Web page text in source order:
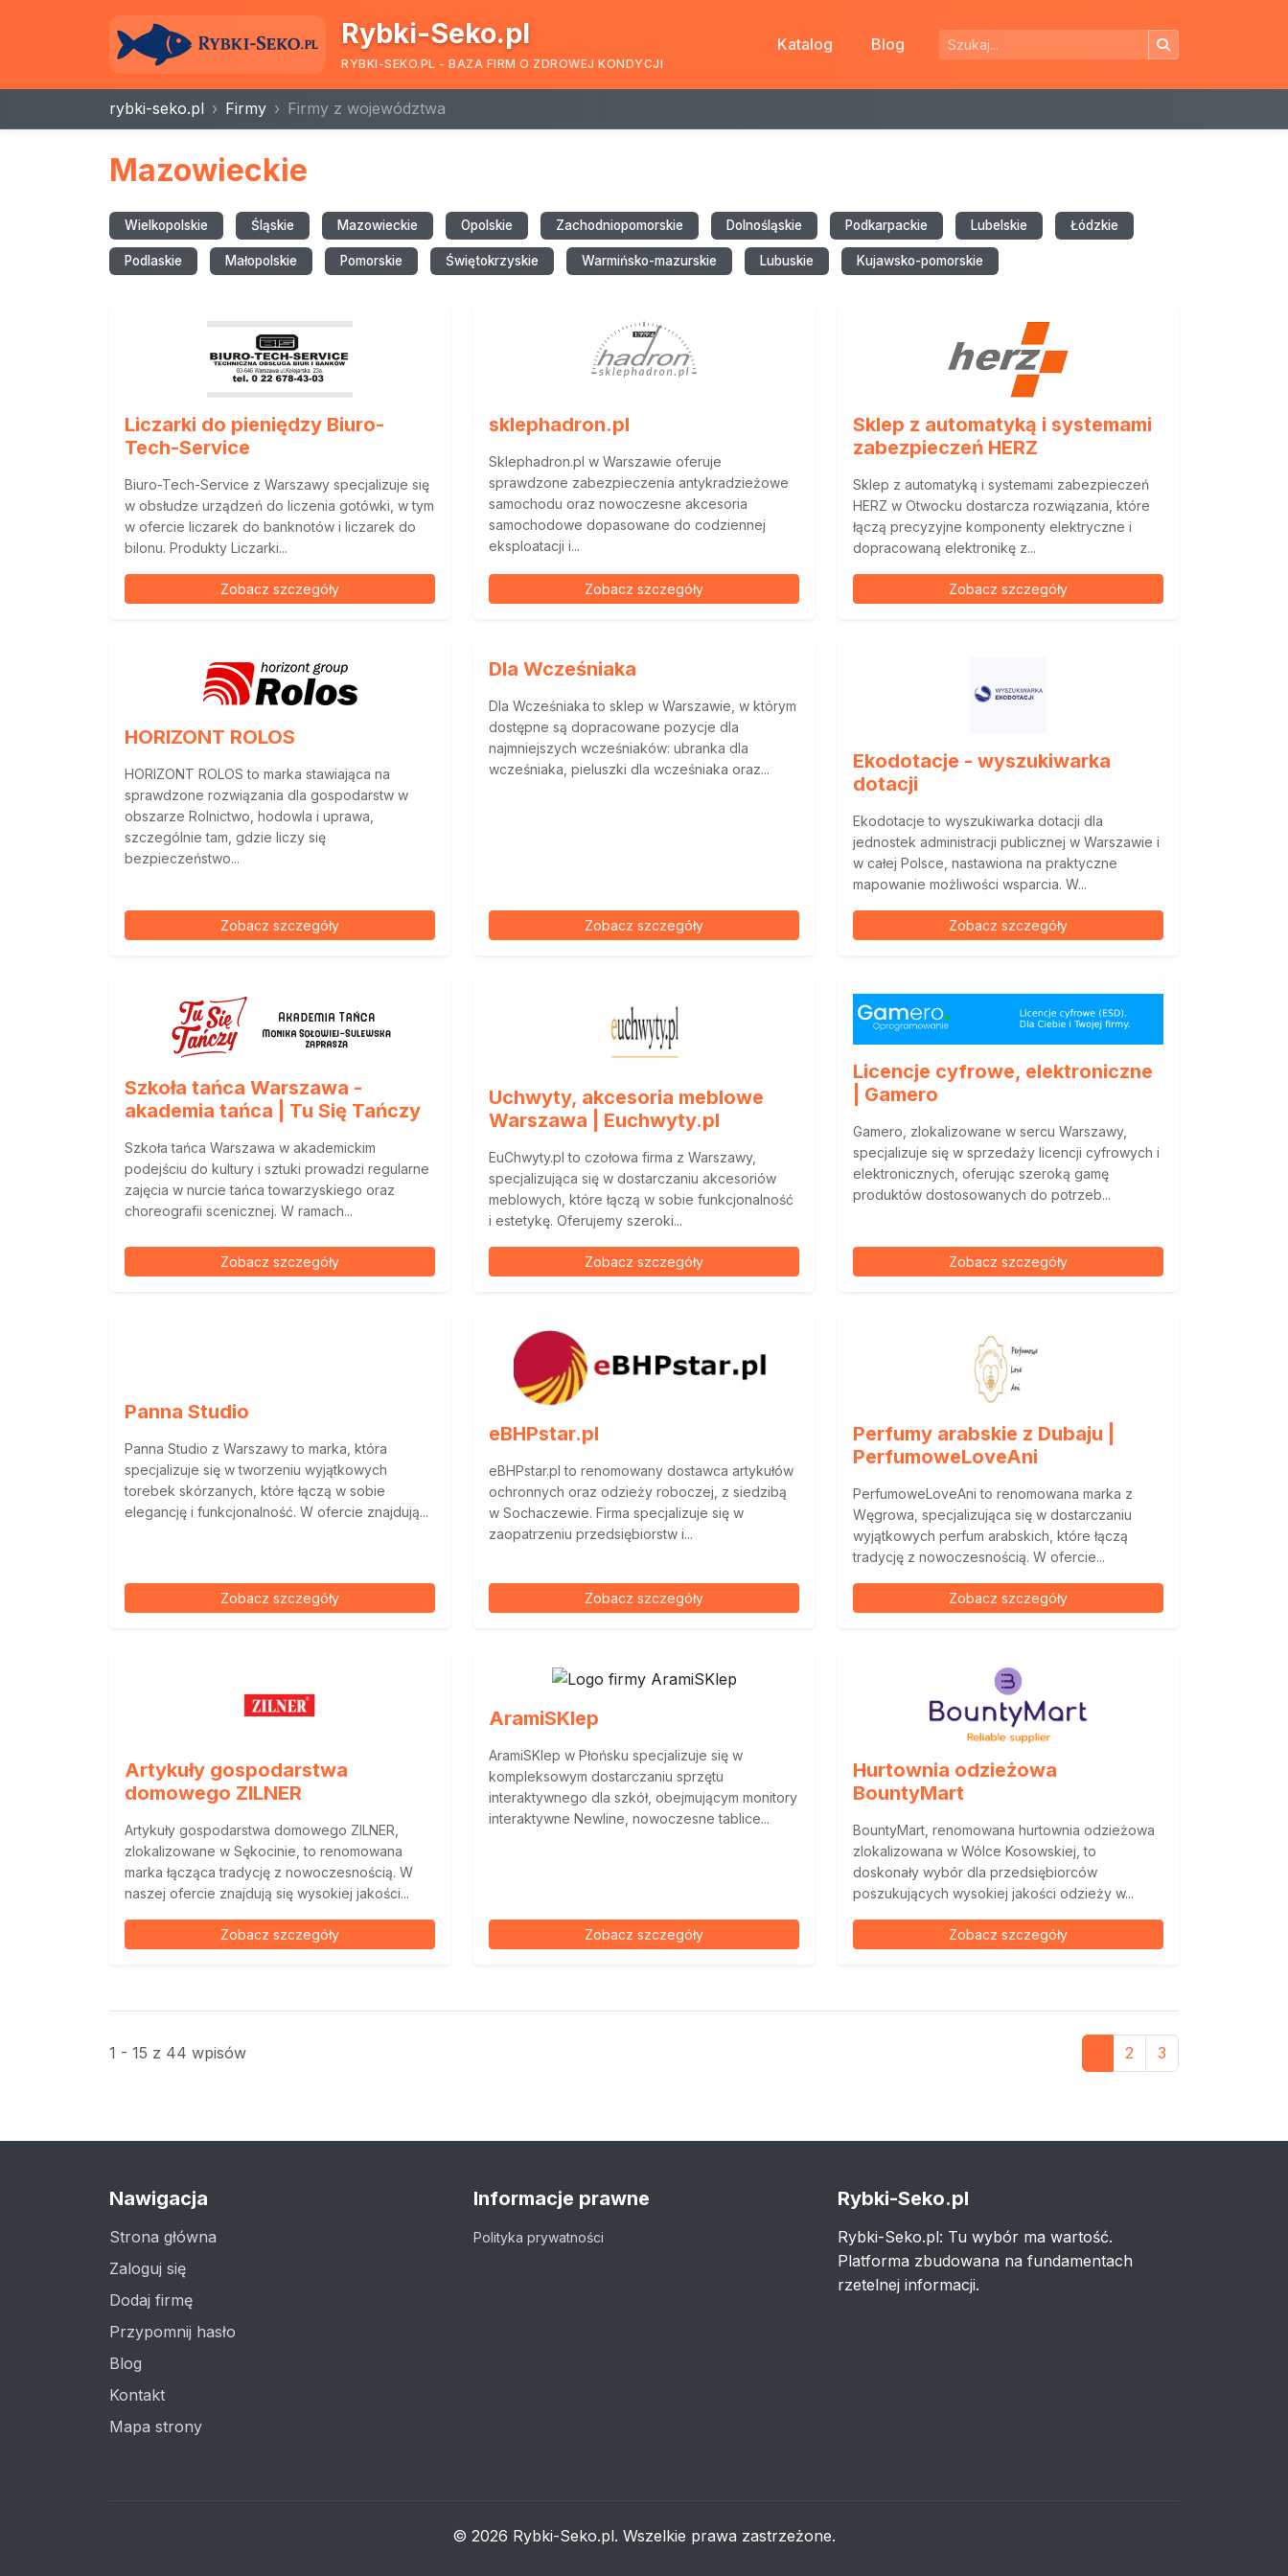
Rybki-Seko.pl
RYBKI-SEKO.PL - BAZA FIRM O ZDROWEJ KONDYCJI
Katalog Blog
rybki-seko.pl Firmy Firmy z województwa
Mazowieckie
Wielkopolskie Śląskie Mazowieckie Opolskie Zachodniopomorskie Dolnośląskie Podkarpackie Lubelskie Łódzkie
Podlaskie Małopolskie Pomorskie Świętokrzyskie Warmińsko-mazurskie Lubuskie Kujawsko-pomorskie
Liczarki do pieniędzy Biuro-
Tech-Service
Biuro-Tech-Service z Warszawy specjalizuje się
w obsłudze urządzeń do liczenia gotówki, w tym
w ofercie liczarek do banknotów i liczarek do
bilonu. Produkty Liczarki...
Zobacz szczegóły
sklephadron.pl
Sklephadron.pl w Warszawie oferuje
sprawdzone zabezpieczenia antykradzieżowe
samochodu oraz nowoczesne akcesoria
samochodowe dopasowane do codziennej
eksploatacji i...
Zobacz szczegóły
Sklep z automatyką i systemami
zabezpieczeń HERZ
Sklep z automatyką i systemami zabezpieczeń
HERZ w Otwocku dostarcza rozwiązania, które
łączą precyzyjne komponenty elektryczne i
dopracowaną elektronikę z...
Zobacz szczegóły
HORIZONT ROLOS
HORIZONT ROLOS to marka stawiająca na
sprawdzone rozwiązania dla gospodarstw w
obszarze Rolnictwo, hodowla i uprawa,
szczególnie tam, gdzie liczy się
bezpieczeństwo...
Zobacz szczegóły
Dla Wcześniaka
Dla Wcześniaka to sklep w Warszawie, w którym
dostępne są dopracowane pozycje dla
najmniejszych wcześniaków: ubranka dla
wcześniaka, pieluszki dla wcześniaka oraz...
Zobacz szczegóły
Ekodotacje - wyszukiwarka
dotacji
Ekodotacje to wyszukiwarka dotacji dla
jednostek administracji publicznej w Warszawie i
w całej Polsce, nastawiona na praktyczne
mapowanie możliwości wsparcia. W...
Zobacz szczegóły
Szkoła tańca Warszawa -
akademia tańca | Tu Się Tańczy
Szkoła tańca Warszawa w akademickim
podejściu do kultury i sztuki prowadzi regularne
zajęcia w nurcie tańca towarzyskiego oraz
choreografii scenicznej. W ramach...
Zobacz szczegóły
Uchwyty, akcesoria meblowe
Warszawa | Euchwyty.pl
EuChwyty.pl to czołowa firma z Warszawy,
specjalizująca się w dostarczaniu akcesoriów
meblowych, które łączą w sobie funkcjonalność
i estetykę. Oferujemy szeroki...
Zobacz szczegóły
Licencje cyfrowe, elektroniczne
| Gamero
Gamero, zlokalizowane w sercu Warszawy,
specjalizuje się w sprzedaży licencji cyfrowych i
elektronicznych, oferując szeroką gamę
produktów dostosowanych do potrzeb...
Zobacz szczegóły
Panna Studio
Panna Studio z Warszawy to marka, która
specjalizuje się w tworzeniu wyjątkowych
torebek skórzanych, które łączą w sobie
elegancję i funkcjonalność. W ofercie znajdują...
Zobacz szczegóły
eBHPstar.pl
eBHPstar.pl to renomowany dostawca artykułów
ochronnych oraz odzieży roboczej, z siedzibą
w Sochaczewie. Firma specjalizuje się w
zaopatrzeniu przedsiębiorstw i...
Zobacz szczegóły
Perfumy arabskie z Dubaju |
PerfumoweLoveAni
PerfumoweLoveAni to renomowana marka z
Węgrowa, specjalizująca się w dostarczaniu
wyjątkowych perfum arabskich, które łączą
tradycję z nowoczesnością. W ofercie...
Zobacz szczegóły
Artykuły gospodarstwa
domowego ZILNER
Artykuły gospodarstwa domowego ZILNER,
zlokalizowane w Sękocinie, to renomowana
marka łącząca tradycję z nowoczesnością. W
naszej ofercie znajdują się wysokiej jakości...
Zobacz szczegóły
AramiSKlep
AramiSKlep w Płońsku specjalizuje się w
kompleksowym dostarczaniu sprzętu
interaktywnego dla szkół, obejmującym monitory
interaktywne Newline, nowoczesne tablice...
Zobacz szczegóły
Hurtownia odzieżowa
BountyMart
BountyMart, renomowana hurtownia odzieżowa
zlokalizowana w Wólce Kosowskiej, to
doskonały wybór dla przedsiębiorców
poszukujących wysokiej jakości odzieży w...
Zobacz szczegóły
1 - 15 z 44 wpisów 2 3
Nawigacja
Strona główna
Zaloguj się
Dodaj firmę
Przypomnij hasło
Blog
Kontakt
Mapa strony
Informacje prawne
Polityka prywatności
Rybki-Seko.pl
Rybki-Seko.pl: Tu wybór ma wartość.
Platforma zbudowana na fundamentach
rzetelnej informacji.
© 2026 Rybki-Seko.pl. Wszelkie prawa zastrzeżone.